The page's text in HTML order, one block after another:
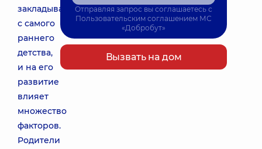
закладывается
с самого
раннего
детства,
и на его
развитие
влияет
множество
факторов.
Родители
Отправляя запрос вы соглашаетесь с
Пользовательским соглашением МС
«Добробут»
Вызвать на дом